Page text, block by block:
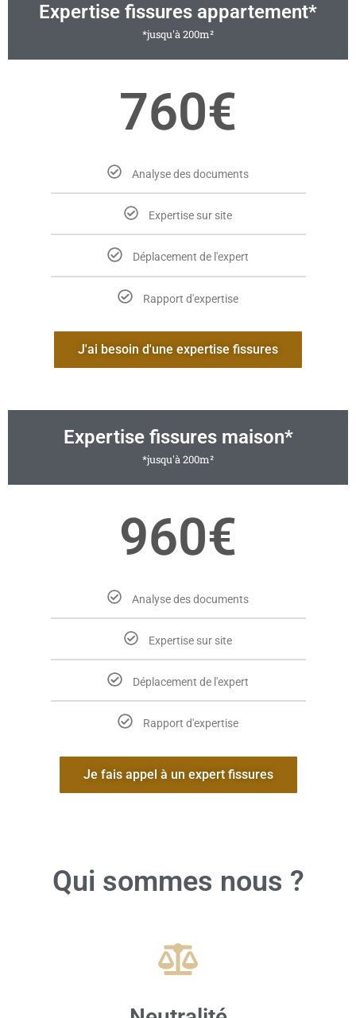
Expertise fissures appartement*
*jusqu'à 200m²
760€
Analyse des documents
Expertise sur site
Déplacement de l'expert
Rapport d'expertise
J'ai besoin d'une expertise fissures
Expertise fissures maison*
*jusqu'à 200m²
960€
Analyse des documents
Expertise sur site
Déplacement de l'expert
Rapport d'expertise
Je fais appel à un expert fissures
Qui sommes nous ?